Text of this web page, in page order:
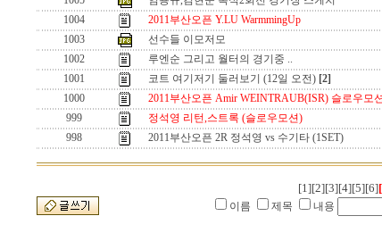
1004
2011부산오픈 Y.LU WarmmingUp
1003
선수들 이모저모
1002
루엔순 그리고 월터의 경기중 ..
1001
코트 여기저기 둘러보기 (12일 오전) [2]
1000
2011부산오픈 Amir WEINTRAUB(ISR) 슬로우모션
999
정석영 리턴,스트록 (슬로우모션)
998
2011부산오픈 2R 정석영 vs 수기타 (1SET)
[1][2][3][4][5][6]
이름
제목 내용